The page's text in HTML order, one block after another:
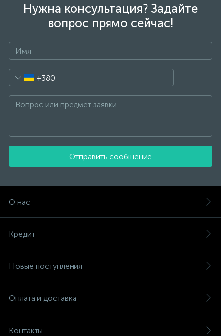
Нужна консультация? Задайте
вопрос прямо сейчас!
+380
Отправить сообщение
О нас
Кредит
Новые поступления
Оплата и доставка
Контакты